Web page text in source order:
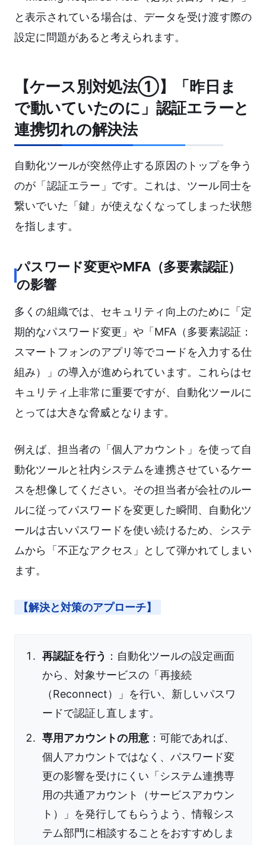
と表示されている場合は、データを受け渡す際の
設定に問題があると考えられます。
【ケース別対処法①】「昨日ま
で動いていたのに」認証エラーと
連携切れの解決法
自動化ツールが突然停止する原因のトップを争う
のが「認証エラー」です。これは、ツール同士を
繋いでいた「鍵」が使えなくなってしまった状態
を指します。
パスワード変更やMFA（多要素認証）
の影響
多くの組織では、セキュリティ向上のために「定
期的なパスワード変更」や「MFA（多要素認証：
スマートフォンのアプリ等でコードを入力する仕
組み）」の導入が進められています。これらはセ
キュリティ上非常に重要ですが、自動化ツールに
とっては大きな脅威となります。
例えば、担当者の「個人アカウント」を使って自
動化ツールと社内システムを連携させているケー
スを想像してください。その担当者が会社のルー
ルに従ってパスワードを変更した瞬間、自動化ツ
ールは古いパスワードを使い続けるため、システ
ムから「不正なアクセス」として弾かれてしまい
ます。
【解決と対策のアプローチ】
再認証を行う ：自動化ツールの設定画面
から、対象サービスの「再接続
（Reconnect）」を行い、新しいパスワ
ードで認証し直します。
専用アカウントの用意 ：可能であれば、
個人アカウントではなく、パスワード変
更の影響を受けにくい「システム連携専
用の共通アカウント（サービスアカウン
ト）」を発行してもらうよう、情報シス
テム部門に相談することをおすすめしま